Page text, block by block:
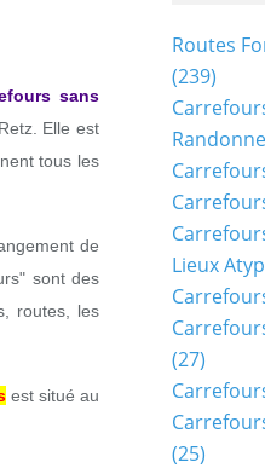
sans
Elle est
tous les
de
sont des
routes, les
est situé au
Routes
(239)
Lieux
(27)
(25)